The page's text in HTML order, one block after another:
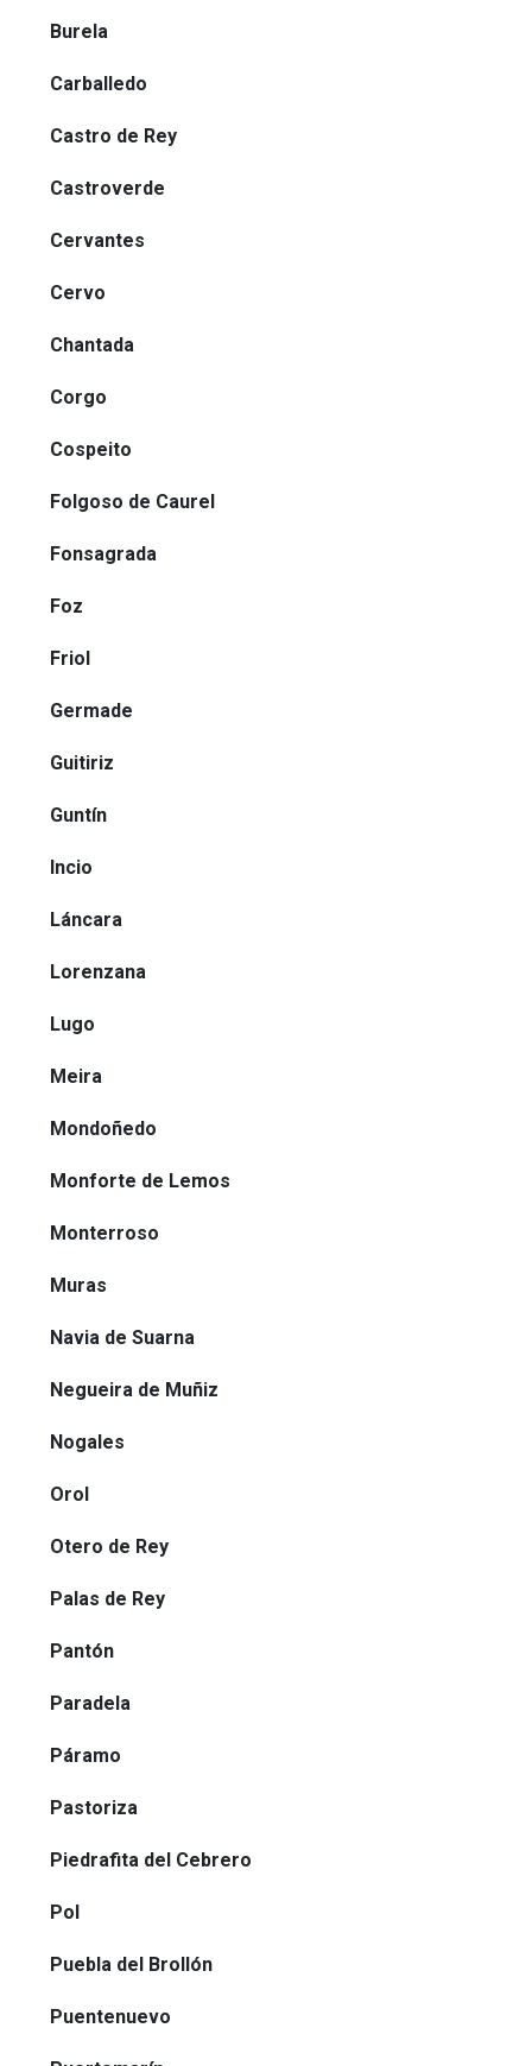
Burela
Carballedo
Castro de Rey
Castroverde
Cervantes
Cervo
Chantada
Corgo
Cospeito
Folgoso de Caurel
Fonsagrada
Foz
Friol
Germade
Guitiriz
Guntín
Incio
Láncara
Lorenzana
Lugo
Meira
Mondoñedo
Monforte de Lemos
Monterroso
Muras
Navia de Suarna
Negueira de Muñiz
Nogales
Orol
Otero de Rey
Palas de Rey
Pantón
Paradela
Páramo
Pastoriza
Piedrafita del Cebrero
Pol
Puebla del Brollón
Puentenuevo